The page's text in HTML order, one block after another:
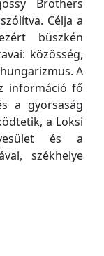
Brothers
Célja a
büszkén
közösség,
A
információ fő
a gyorsaság
a Loksi
és a
székhelye